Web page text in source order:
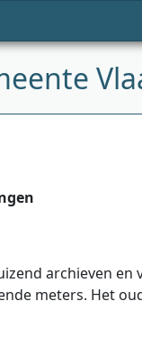
archieven
meters. Het